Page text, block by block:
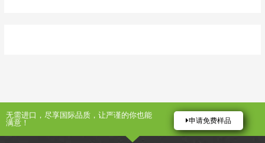
无需进口，尽享国际品质，让严谨的你也能
满意！
申请免费样品